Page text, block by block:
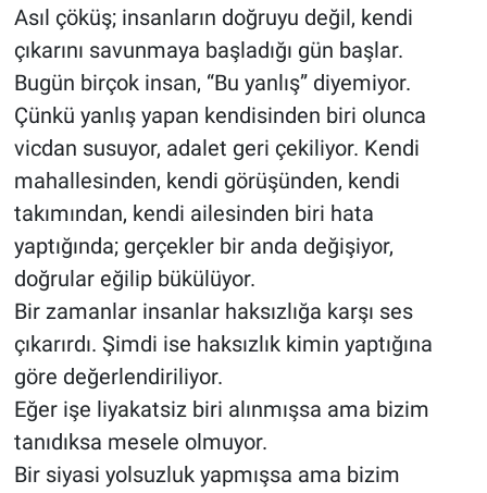
Asıl çöküş; insanların doğruyu değil, kendi
çıkarını savunmaya başladığı gün başlar.
Bugün birçok insan, “Bu yanlış” diyemiyor.
Çünkü yanlış yapan kendisinden biri olunca
vicdan susuyor, adalet geri çekiliyor. Kendi
mahallesinden, kendi görüşünden, kendi
takımından, kendi ailesinden biri hata
yaptığında; gerçekler bir anda değişiyor,
doğrular eğilip bükülüyor.
Bir zamanlar insanlar haksızlığa karşı ses
çıkarırdı. Şimdi ise haksızlık kimin yaptığına
göre değerlendiriliyor.
Eğer işe liyakatsiz biri alınmışsa ama bizim
tanıdıksa mesele olmuyor.
Bir siyasi yolsuzluk yapmışsa ama bizim
Ekonomi
Yaşam
Çevre
BİLİM VE TEKNOLOJİ
Şambayat Haber